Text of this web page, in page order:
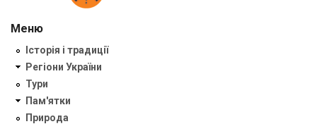
Меню
Історія і традиції
Регіони України
Тури
Пам'ятки
Природа